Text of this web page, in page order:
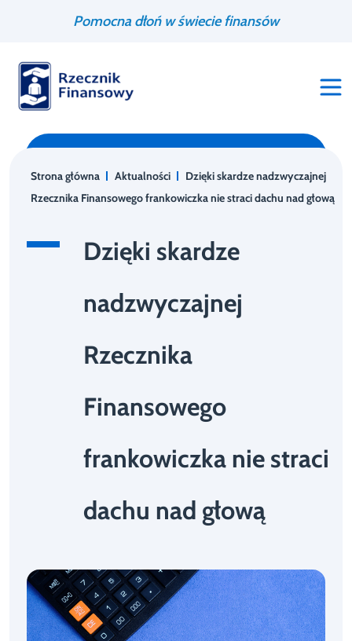
Pomocna dłoń w świecie finansów
Strona główna Aktualności
Dzięki skardze nadzwyczajnej
Rzecznika Finansowego frankowiczka nie straci dachu nad głową
Dzięki skardze
nadzwyczajnej
Rzecznika
Finansowego
frankowiczka nie straci
dachu nad głową